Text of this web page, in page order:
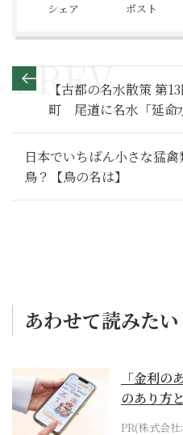
シェア ポスト
【古都の名水散策 第
町 尾道に名水「延命
日本でいちばん小さな猛
鳥？【鳥の名は】
あわせて読みたい
「金利の
のあり方
PR(株式会